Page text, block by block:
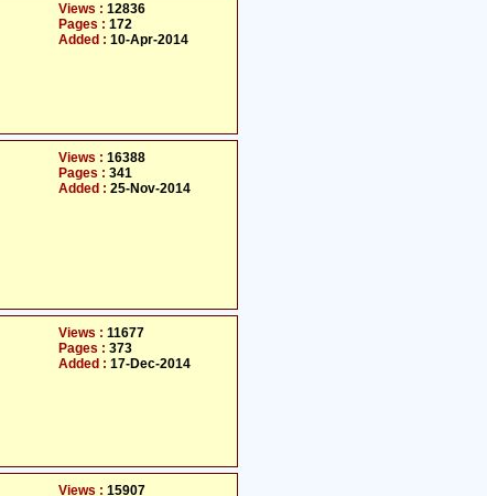
Views : 12836
Pages : 172
Added : 10-Apr-2014
Views : 16388
Pages : 341
Added : 25-Nov-2014
Views : 11677
Pages : 373
Added : 17-Dec-2014
Views : 15907